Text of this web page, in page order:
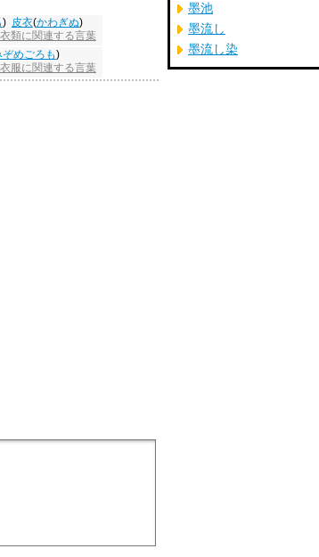
) 皮衣(かわぎぬ)
類に関連する言葉
ぞめごろも)
服に関連する言葉
墨池
墨流し
墨流し染